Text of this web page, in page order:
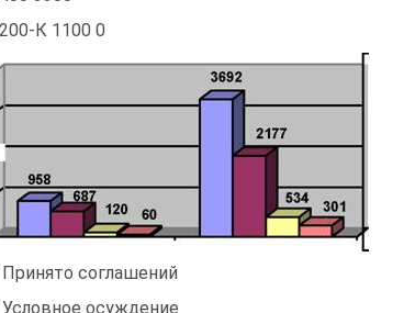
К 1100 0
Принято соглашений
Условное осуждение